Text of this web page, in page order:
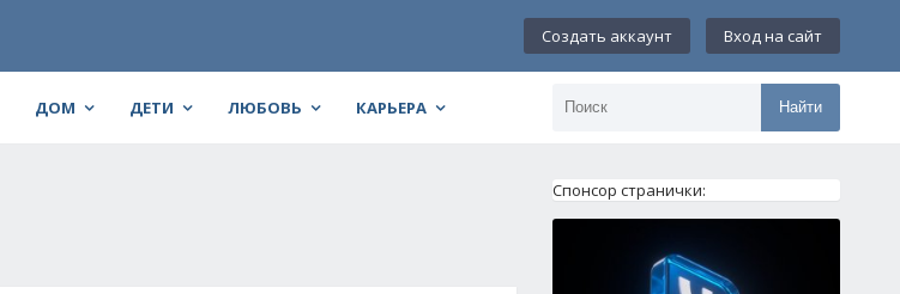
Создать аккаунт Вход на сайт
ДОМ ДЕТИ ЛЮБОВЬ КАРЬЕРА Найти
Спонсор странички: